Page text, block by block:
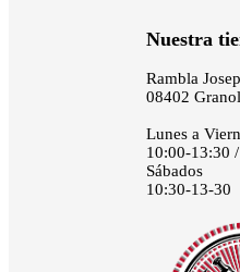
Nuestra
Rambla
08402
Lunes a
10:00-13:30
Sábados
10:30-13-30